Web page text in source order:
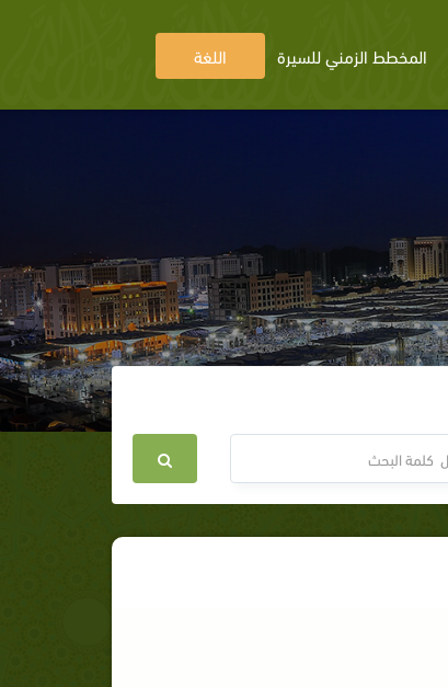
المخطط الزمني للسيرة اللغة